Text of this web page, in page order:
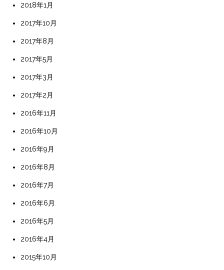
2018年1月
2017年10月
2017年8月
2017年5月
2017年3月
2017年2月
2016年11月
2016年10月
2016年9月
2016年8月
2016年7月
2016年6月
2016年5月
2016年4月
2015年10月